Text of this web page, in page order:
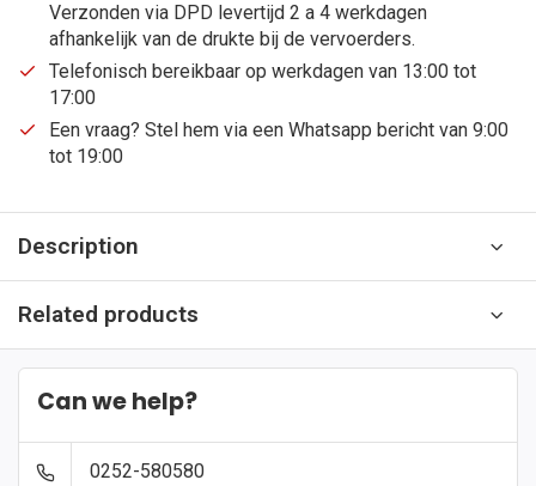
Verzonden via DPD levertijd 2 a 4 werkdagen
afhankelijk van de drukte bij de vervoerders.
Telefonisch bereikbaar op werkdagen van 13:00 tot
17:00
Een vraag? Stel hem via een Whatsapp bericht van 9:00
tot 19:00
Description
Related products
Can we help?
0252-580580